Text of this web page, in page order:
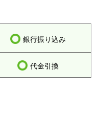
銀行振り込み
代金引換